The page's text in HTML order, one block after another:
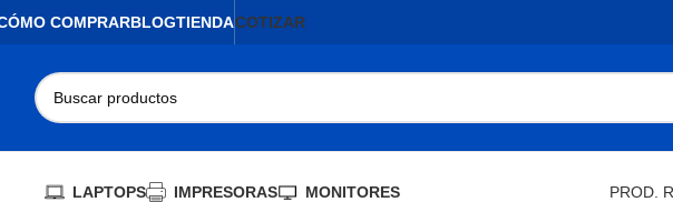
COMPRARBLOGTIENDACOTIZAR
LAPTOPS IMPRESORAS MONITORES PROD.